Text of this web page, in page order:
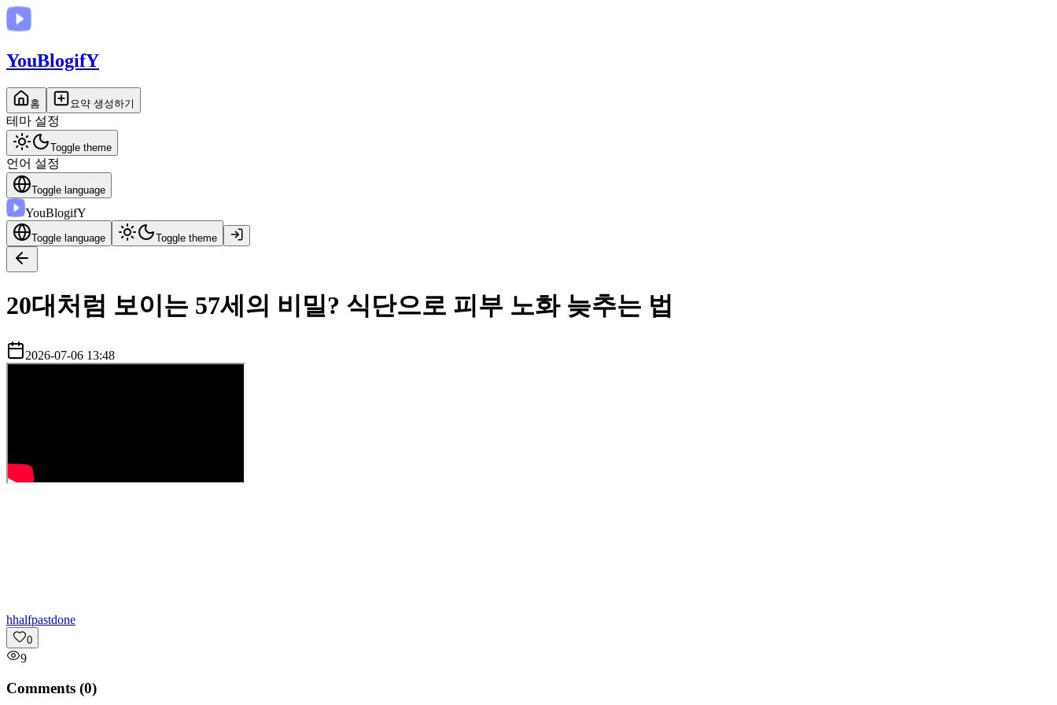
YouBlogifY
홈 요약 생성하기
테마 설정
Toggle theme
언어 설정
Toggle language
YouBlogifY
Toggle language Toggle theme
20대처럼 보이는 57세의 비밀? 식단으로 피부 노화 늦추는 법
2026-07-06 13:48
hhalfpastdone
0
9
Comments (0)